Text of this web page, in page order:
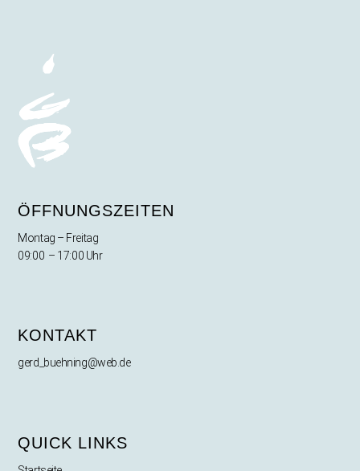
ÖFFNUNGSZEITEN
Montag – Freitag
09:00 – 17:00 Uhr
KONTAKT
gerd_buehning@web.de
QUICK LINKS